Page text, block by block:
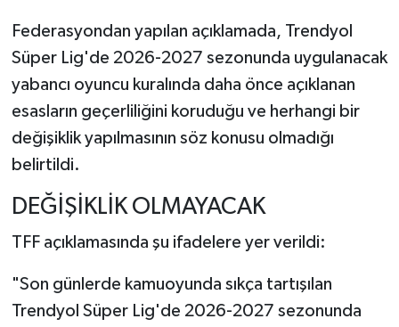
Federasyondan yapılan açıklamada, Trendyol
Süper Lig'de 2026-2027 sezonunda uygulanacak
yabancı oyuncu kuralında daha önce açıklanan
esasların geçerliliğini koruduğu ve herhangi bir
değişiklik yapılmasının söz konusu olmadığı
belirtildi.
DEĞİŞİKLİK OLMAYACAK
TFF açıklamasında şu ifadelere yer verildi:
"Son günlerde kamuoyunda sıkça tartışılan
Trendyol Süper Lig'de 2026-2027 sezonunda